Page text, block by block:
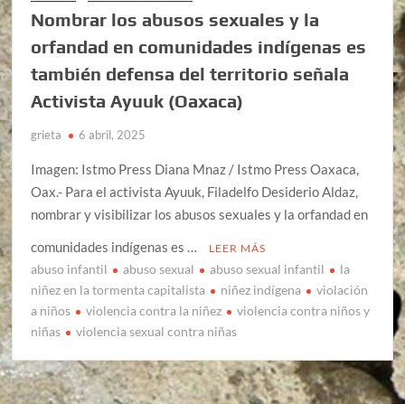
Nombrar los abusos sexuales y la
orfandad en comunidades indígenas es
también defensa del territorio señala
Activista Ayuuk (Oaxaca)
grieta 6 abril, 2025
Imagen: Istmo Press Diana Mnaz / Istmo Press Oaxaca,
Oax.- Para el activista Ayuuk, Filadelfo Desiderio Aldaz,
nombrar y visibilizar los abusos sexuales y la orfandad en
comunidades indígenas es …
LEER MÁS
abuso infantil abuso sexual abuso sexual infantil
la
niñez en la tormenta capitalista
niñez indígena
violación
a niños
violencia contra la niñez
violencia contra niños y
niñas
violencia sexual contra niñas